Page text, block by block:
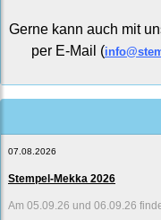
Gerne kann auch mit
per E-Mail (
07.08.2026
Stempel-Mekka 2026
Am 05.09.26 und 06.09.26